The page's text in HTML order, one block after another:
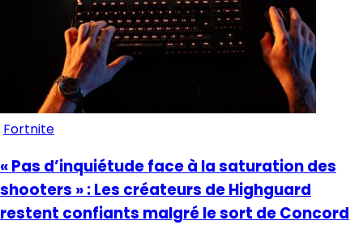
Fortnite
« Pas d’inquiétude face à la saturation des
shooters » : Les créateurs de Highguard
restent confiants malgré le sort de Concord